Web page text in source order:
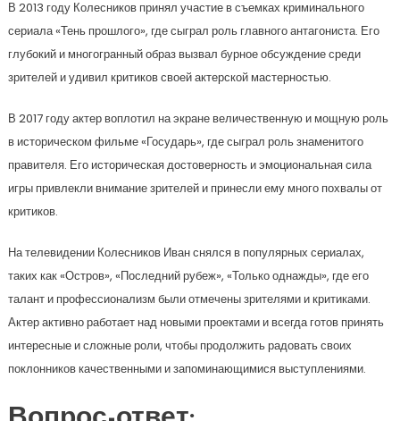
В 2013 году Колесников принял участие в съемках криминального
сериала «Тень прошлого», где сыграл роль главного антагониста. Его
глубокий и многогранный образ вызвал бурное обсуждение среди
зрителей и удивил критиков своей актерской мастерностью.
В 2017 году актер воплотил на экране величественную и мощную роль
в историческом фильме «Государь», где сыграл роль знаменитого
правителя. Его историческая достоверность и эмоциональная сила
игры привлекли внимание зрителей и принесли ему много похвалы от
критиков.
На телевидении Колесников Иван снялся в популярных сериалах,
таких как «Остров», «Последний рубеж», «Только однажды», где его
талант и профессионализм были отмечены зрителями и критиками.
Актер активно работает над новыми проектами и всегда готов принять
интересные и сложные роли, чтобы продолжить радовать своих
поклонников качественными и запоминающимися выступлениями.